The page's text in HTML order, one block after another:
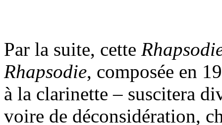
Par la suite, cette
Rhapsodie, composée en
à la clarinette – suscitera
voire de déconsidération,